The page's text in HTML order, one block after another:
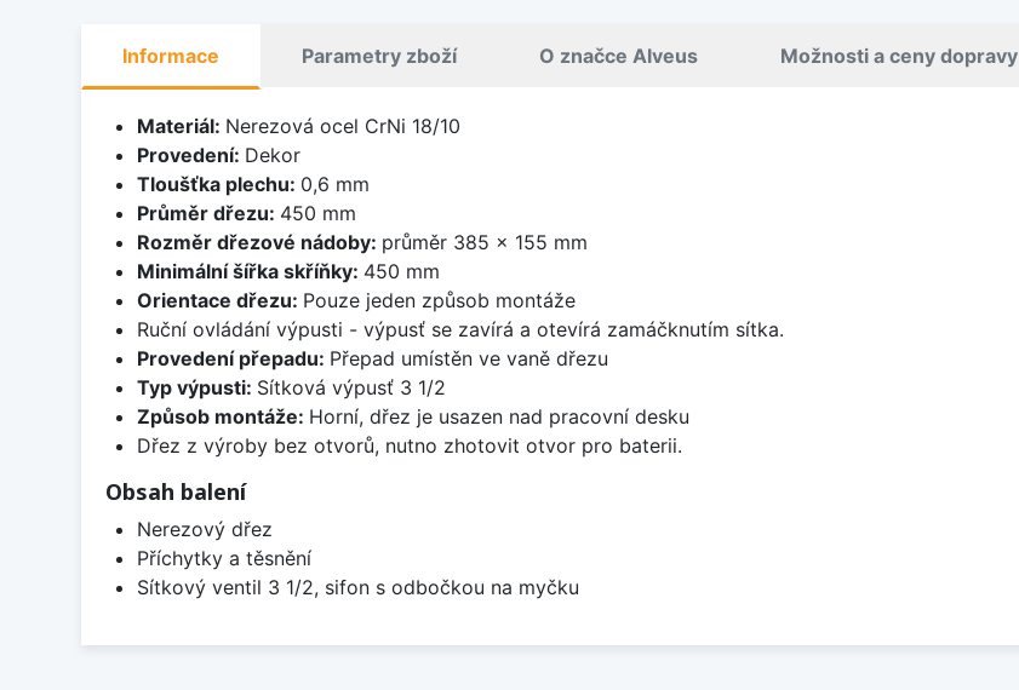
Informace Parametry zboží O značce Alveus Možnosti a ceny dopravy
Materiál: Nerezová ocel CrNi 18/10
Provedení: Dekor
Tloušťka plechu: 0,6 mm
Průměr dřezu: 450 mm
Rozměr dřezové nádoby: průměr 385 x 155 mm
Minimální šířka skříňky: 450 mm
Orientace dřezu: Pouze jeden způsob montáže
Ruční ovládání výpusti - výpusť se zavírá a otevírá zamáčknutím sítka.
Provedení přepadu: Přepad umístěn ve vaně dřezu
Typ výpusti: Sítková výpusť 3 1/2
Způsob montáže: Horní, dřez je usazen nad pracovní desku
Dřez z výroby bez otvorů, nutno zhotovit otvor pro baterii.
Obsah balení
Nerezový dřez
Příchytky a těsnění
Sítkový ventil 3 1/2, sifon s odbočkou na myčku